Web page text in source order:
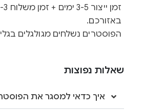
באזורכם.
הפוסטרים נשלחים מגולגלים
שאלות נפוצות
איך כדאי למסגר את